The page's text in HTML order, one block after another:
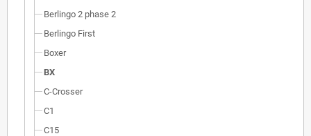
Berlingo 2 phase 2
Berlingo First
Boxer
BX
C-Crosser
C1
C15